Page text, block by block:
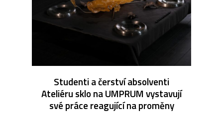
Studenti a čerství absolventi
Ateliéru sklo na UMPRUM vystavují
své práce reagující na proměny